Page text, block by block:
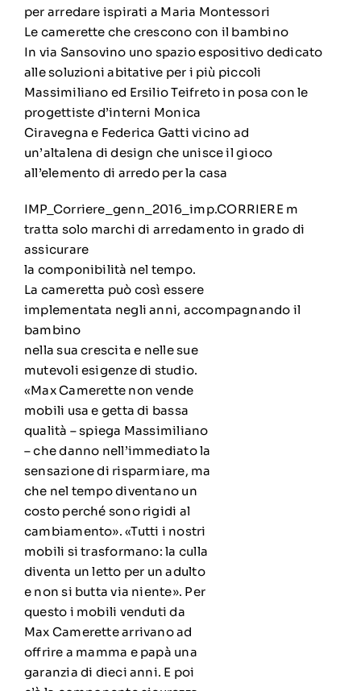
per arredare ispirati a Maria Montessori
Le camerette che crescono con il bambino
In via Sansovino uno spazio espositivo dedicato
alle soluzioni abitative per i più piccoli
Massimiliano ed Ersilio Teifreto in posa con le
progettiste d’interni Monica
Ciravegna e Federica Gatti vicino ad
un’altalena di design che unisce il gioco
all’elemento di arredo per la casa
IMP_Corriere_genn_2016_imp.CORRIERE m
tratta solo marchi di arredamento in grado di
assicurare
la componibilità nel tempo.
La cameretta può così essere
implementata negli anni, accompagnando il
bambino
nella sua crescita e nelle sue
mutevoli esigenze di studio.
«Max Camerette non vende
mobili usa e getta di bassa
qualità – spiega Massimiliano
– che danno nell’immediato la
sensazione di risparmiare, ma
che nel tempo diventano un
costo perché sono rigidi al
cambiamento». «Tutti i nostri
mobili si trasformano: la culla
diventa un letto per un adulto
e non si butta via niente». Per
questo i mobili venduti da
Max Camerette arrivano ad
offrire a mamma e papà una
garanzia di dieci anni. E poi